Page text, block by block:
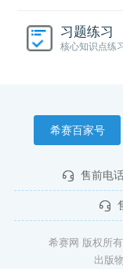
习题练习
核心知识点练习
希赛百家号
售前电
希赛网 版权所
出版